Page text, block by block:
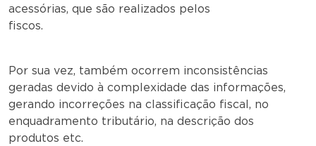
acessórias, que são realizados pelos
fiscos.
Por sua vez, também ocorrem inconsistências
geradas devido à complexidade das informações,
gerando incorreções na classificação fiscal, no
enquadramento tributário, na descrição dos
produtos etc.